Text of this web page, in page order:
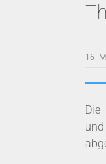
16.
Die